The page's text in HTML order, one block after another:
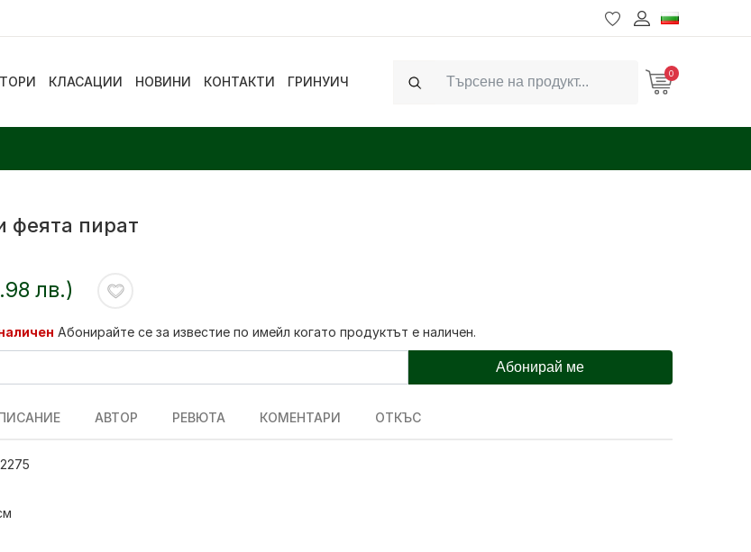
КЛАСАЦИИ НОВИНИ КОНТАКТИ ГРИНУИЧ
Search
0
феята пират
лв.)
Абонирайте се за известие по имейл когато продуктът е наличен.
Абонирай ме
АВТОР РЕВЮТА КОМЕНТАРИ ОТКЪС